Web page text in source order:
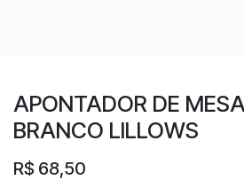
APONTADOR DE
BRANCO LILLOWS
R$ 68,50